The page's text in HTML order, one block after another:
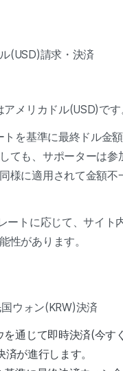
(USD)請求・決済
メリカドル(USD)です
を基準に最終ドル金
ても、サポーターは参
様に適用されて金額不
ートに応じて、サイト
性があります。
ウォン(KRW)決済
通じて即時決済(今す
が進行します。